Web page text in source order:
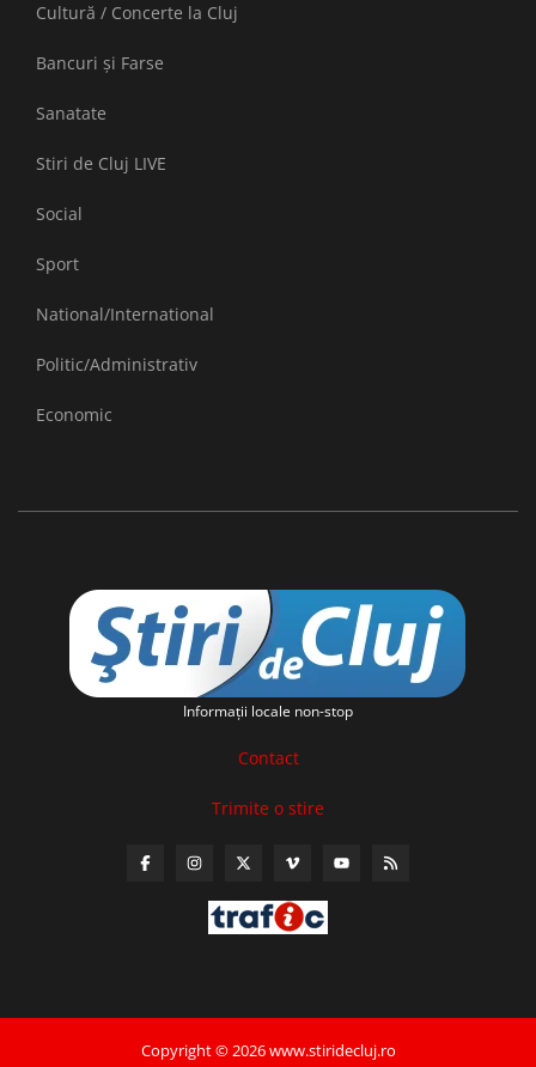
Cultură / Concerte la Cluj
Bancuri și Farse
Sanatate
Stiri de Cluj LIVE
Social
Sport
National/International
Politic/Administrativ
Economic
Informaţii locale non-stop
Contact
Trimite o stire
Copyright © 2026 www.stiridecluj.ro